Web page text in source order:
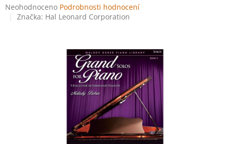
Průměrné
hodnocení
Neohodnoceno Podrobnosti hodnocení
Značka: Hal Leonard Corporation